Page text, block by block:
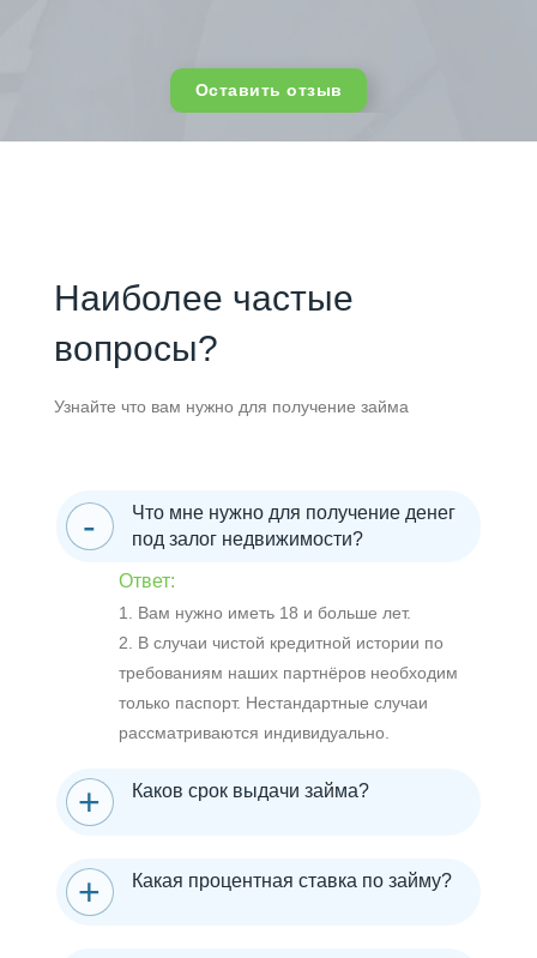
Оставить отзыв
Наиболее частые
вопросы?
Узнайте что вам нужно для получение займа
Что мне нужно для получение денег
под залог недвижимости?
Ответ:
1. Вам нужно иметь 18 и больше лет.
2. В случаи чистой кредитной истории по
требованиям наших партнёров необходим
только паспорт. Нестандартные случаи
рассматриваются индивидуально.
Каков срок выдачи займа?
Какая процентная ставка по займу?